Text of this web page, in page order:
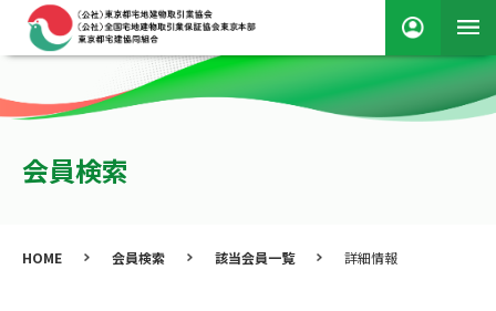
会員検索
HOME 会員検索 該当会員一覧 詳細情報